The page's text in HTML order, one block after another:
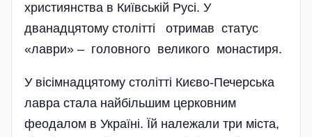
християнства в Київській Русі. У
дванадцятому столітті отримав статус
«лаври» – головного великого монастиря.
У вісімнадцятому столітті Києво-Печерська
лавра стала найбільшим церковним
феодалом в Україні. Їй належали три міста,